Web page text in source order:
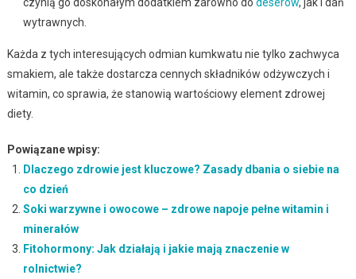
wytrawnych.
Każda z tych interesujących odmian kumkwatu nie tylko zachwyca
smakiem, ale także dostarcza cennych składników odżywczych i
witamin, co sprawia, że stanowią wartościowy element zdrowej
diety.
Powiązane wpisy:
Dlaczego zdrowie jest kluczowe? Zasady dbania o siebie na
co dzień
Soki warzywne i owocowe – zdrowe napoje pełne witamin i
minerałów
Fitohormony: Jak działają i jakie mają znaczenie w
rolnictwie?